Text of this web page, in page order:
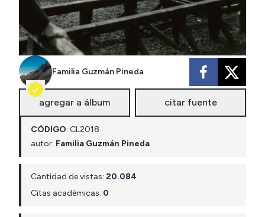
Familia Guzmán Pineda
agregar a álbum citar fuente
CÓDIGO: CL2018
autor: Familia Guzmán Pineda
Cantidad de vistas: 20.084
Citas académicas: 0